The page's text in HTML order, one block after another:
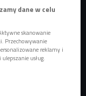
dane w celu
skanowanie
Przechowywanie
reklamy i
usług.